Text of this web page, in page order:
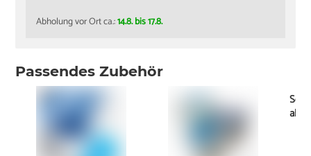
Abholung vor Ort ca.:14.8. bis 17.8.
Passendes Zubehör
ab